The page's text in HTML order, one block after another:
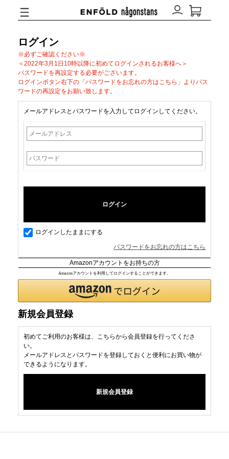
ログイン
※必ずご確認ください※
＜2022年3月1日10時以降に初めてログインされるお客様へ＞
パスワードを再設定する必要がございます。
ログインボタン右下の「パスワードをお忘れの方はこちら」よりパス
ワードの再設定をお願い致します。
メールアドレスとパスワードを入力してログインしてください。
ログインしたままにする
パスワードをお忘れの方はこちら
Amazonアカウントをお持ちの方
Amazonアカウントを利用してログインすることができます。
新規会員登録
初めてご利用のお客様は、こちらから会員登録を行ってくださ
い。
メールアドレスとパスワードを登録しておくと便利にお買い物が
できるようになります。